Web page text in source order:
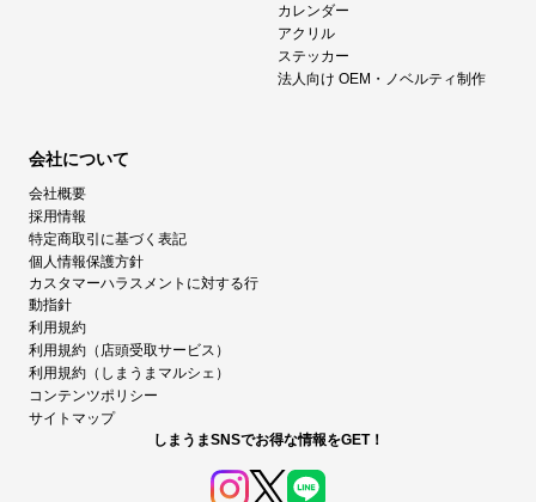
カレンダー
アクリル
ステッカー
法人向け OEM・ノベルティ制作
会社について
会社概要
採用情報
特定商取引に基づく表記
個人情報保護方針
カスタマーハラスメントに対する行
動指針
利用規約
利用規約（店頭受取サービス）
利用規約（しまうまマルシェ）
コンテンツポリシー
サイトマップ
しまうまSNSでお得な情報をGET！